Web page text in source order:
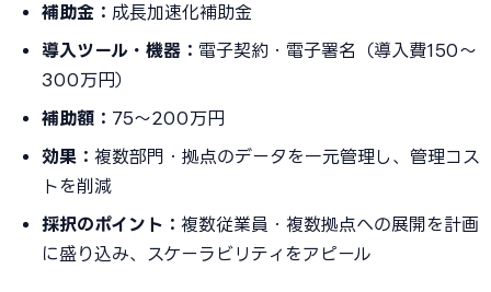
補助金： 成長加速化補助金
導入ツール・機器： 電子契約・電子署名（導入費150〜
300万円）
補助額： 75〜200万円
効果： 複数部門・拠点のデータを一元管理し、管理コス
トを削減
採択のポイント： 複数従業員・複数拠点への展開を計画
に盛り込み、スケーラビリティをアピール